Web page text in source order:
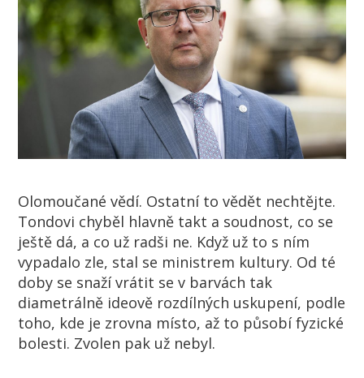
Olomoučané vědí. Ostatní to vědět nechtějte.
Tondovi chyběl hlavně takt a soudnost, co se
ještě dá, a co už radši ne. Když už to s ním
vypadalo zle, stal se ministrem kultury. Od té
doby se snaží vrátit se v barvách tak
diametrálně ideově rozdílných uskupení, podle
toho, kde je zrovna místo, až to působí fyzické
bolesti. Zvolen pak už nebyl.